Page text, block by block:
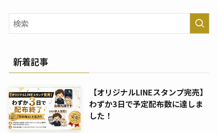
新着記事
【オリジナルLINEスタンプ完売】
わずか3日で予定配布数に達しま
した！